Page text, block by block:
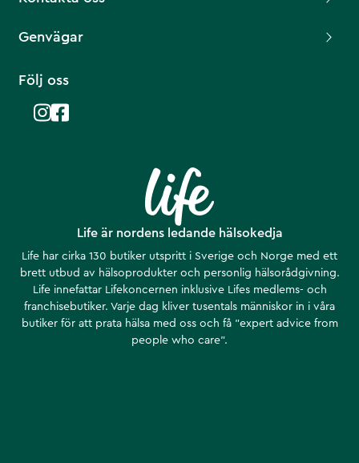
Life är nordens ledande hälsokedja
Life har cirka 130 butiker utspritt i Sverige och Norge med ett
brett utbud av hälsoprodukter och personlig hälsorådgivning.
Life innefattar Lifekoncernen inklusive Lifes medlems- och
franchisebutiker. Varje dag kliver tusentals människor in i våra
butiker för att prata hälsa med oss och få ”expert advice from
people who care”.
Genvägar
Följ oss